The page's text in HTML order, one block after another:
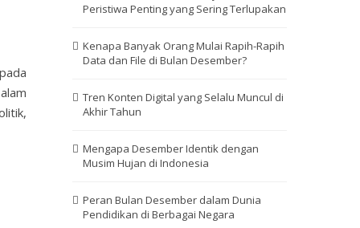
Peristiwa Penting yang Sering Terlupakan
Kenapa Banyak Orang Mulai Rapih-Rapih
Data dan File di Bulan Desember?
Tren Konten Digital yang Selalu Muncul di
Akhir Tahun
Mengapa Desember Identik dengan
Musim Hujan di Indonesia
Peran Bulan Desember dalam Dunia
Pendidikan di Berbagai Negara